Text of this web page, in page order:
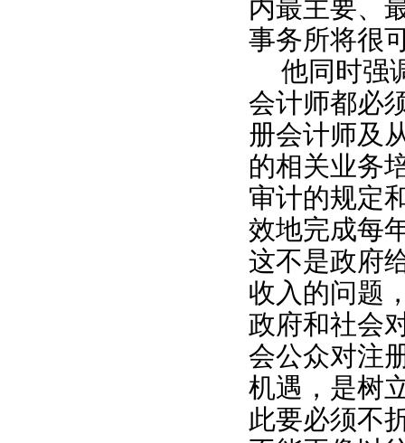
内最主要、
事务所将很
他同时强
会计师都必
册会计师及
的相关业务
审计的规定
效地完成每
这不是政府
收入的问题
政府和社会
会公众对注
机遇，是树
此要必须不